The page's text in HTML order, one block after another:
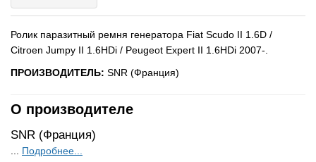
Ролик паразитный ремня генератора Fiat Scudo II 1.6D /
Citroen Jumpy II 1.6HDi / Peugeot Expert II 1.6HDi 2007-.
ПРОИЗВОДИТЕЛЬ: SNR (Франция)
О производителе
SNR (Франция)
Подробнее...